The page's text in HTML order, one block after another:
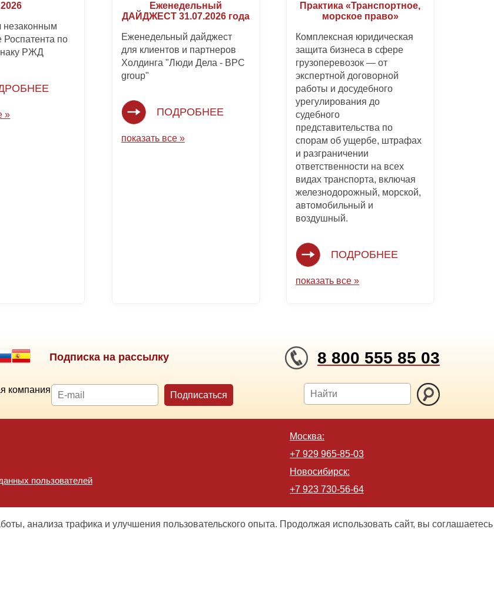
2026
незаконным
Роспатента по
РЖД
»
Еженедельный
ДАЙДЖЕСТ 31.07.2026 года
Еженедельный дайджест
для клиентов и партнеров
Холдинга "Люди Дела - BPC
group"
ПОДРОБНЕЕ
показать все »
Практика «Транспортное,
морское право»
Комплексная юридическая
защита бизнеса в сфере
грузоперевозок — от
экспертной договорной
работы и досудебного
урегулирования до
судебного
представительства по
спорам об ущербе, штрафах
и разграничении
ответственности на всех
видах транспорта, включая
железнодорожный, морской,
автомобильный и
воздушный.
ПОДРОБНЕЕ
показать все »
Подписка на рассылку 8 800 555 85 03
компания Подписаться
пользователей
Москва:
+7 929 965-85-03
Новосибирск:
+7 923 730-56-64
анализа трафика и улучшения пользовательского опыта. Продолжая использовать сайт, вы соглашаетесь